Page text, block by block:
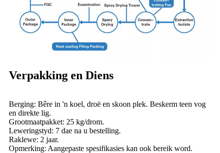
Verpakking en Diens
Berging: Bêre in 'n koel, droë en skoon plek. Beskerm teen vog
en direkte lig.
Grootmaatpakket: 25 kg/drom.
Leweringstyd: 7 dae na u bestelling.
Raklewe: 2 jaar.
Opmerking: Aangepaste spesifikasies kan ook bereik word.